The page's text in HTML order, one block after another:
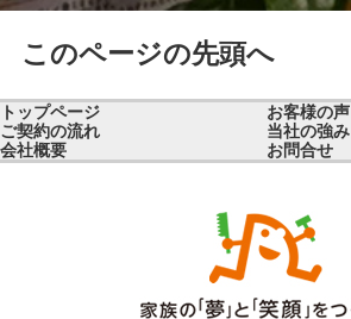
このページの先頭へ
トップページ
お客様の声
ご契約の流れ
当社の強み
会社概要
お問合せ